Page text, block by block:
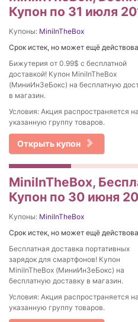
Купон по 31 июля
Купоны: MiniInTheBox
Срок истек, но может ещё
Бижутерия от 0.99$ с бесплатной
доставкой! Купон MiniInTheBox
(МиниИнЗеБокс) на бесплатную
в магазин.
Условия: Акция распространяется на
указанную группу товаров.
Открыть купон
MiniInTheBox,
Купон по 30 июня
Купоны: MiniInTheBox
Срок истек, но может ещё
Бесплатная доставка портативных
зарядок для смартфонов! Купон
MiniInTheBox (МиниИнЗеБокс) на
бесплатную доставку в магазин.
Условия: Акция распространяется на
указанную группу товаров.